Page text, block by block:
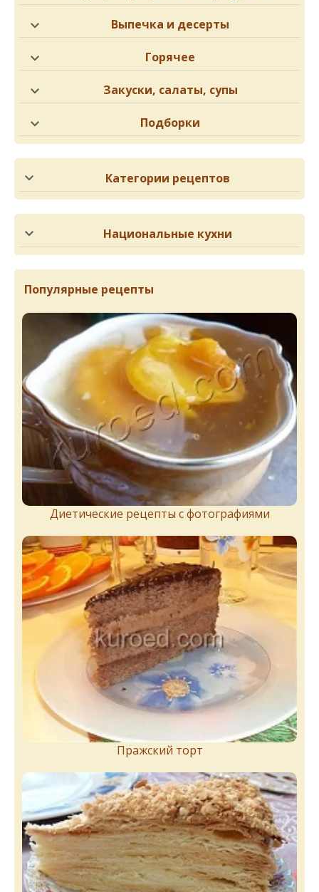
Выпечка и десерты
Горячее
Закуски, салаты, супы
Подборки
Категории рецептов
Национальные кухни
Популярные рецепты
Диетические рецепты с фотографиями
Пражский торт